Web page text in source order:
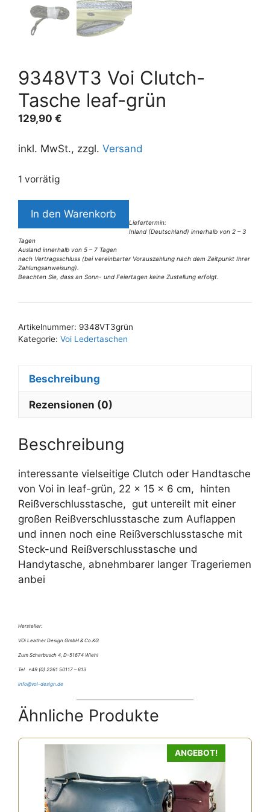
9348VT3 Voi Clutch-
Tasche leaf-grün
129,90 €
inkl. MwSt., zzgl. Versand
1 vorrätig
9348VT3
Clutch-
Tasche
leaf-
grün
In den Warenkorb
Liefertermin:
Inland (Deutschland) innerhalb von 2 – 3
Tagen
Ausland innerhalb von 5 – 7 Tagen
nach Vertragsschluss (bei vereinbarter Vorauszahlung nach dem Zeitpunkt Ihrer
Zahlungsanweisung).
Beachten Sie, dass an Sonn- und Feiertagen keine Zustellung erfolgt.
l
e
t
e
Artikelnummer: 9348VT3grün
Kategorie: Voi Ledertaschen
Beschreibung
Rezensionen (0)
Beschreibung
interessante vielseitige Clutch oder Handtasche
von Voi in leaf-grün, 22 x 15 x 6 cm, hinten
Reißverschlusstasche, gut untereilt mit einer
großen Reißverschlusstasche zum Auflappen
und innen noch eine Reißverschlusstasche mit
Steck-und Reißverschlusstasche und
Handytasche, abnehmbarer langer Trageriemen
anbei
Hersteller:
VOi Leather Design GmbH & Co.KG
Zum Scherbusch 4, D-51674 Wiehl
Tel +49 (0) 2261 50117 – 613
info@voi-design.de
Ähnliche Produkte
ANGEBOT!
weist
mehrere